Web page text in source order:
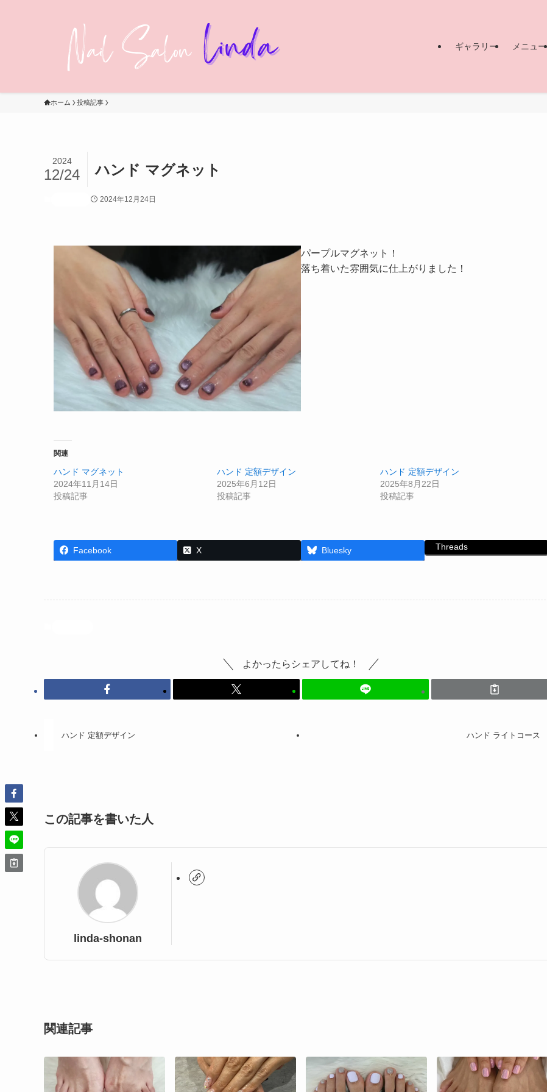
ギャラリー メニュー
ホーム 投稿記事
ハンド マグネット
2024
12/24
2024年12月24日
パープルマグネット！
落ち着いた雰囲気に仕上がりました！
関連
ハンド マグネット
2024年11月14日
投稿記事
ハンド 定額デザイン
2025年6月12日
投稿記事
ハンド 定額デザイン
2025年8月22日
投稿記事
Facebook X Bluesky Threads
よかったらシェアしてね！
ハンド 定額デザイン ハンド ライトコース
この記事を書いた人
linda-shonan
関連記事